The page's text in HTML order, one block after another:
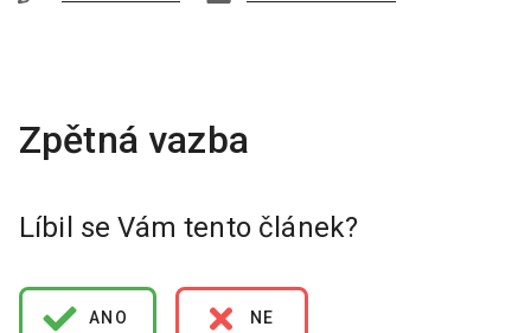
Líbil se Vám tento článek?
ANO NE